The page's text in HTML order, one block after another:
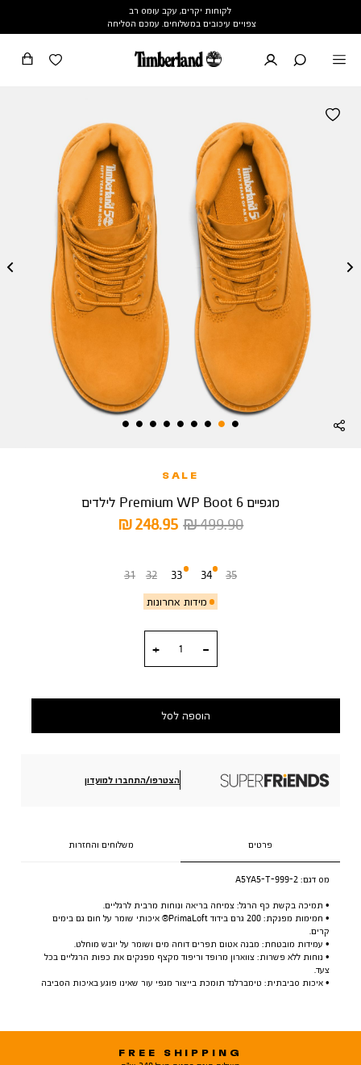
לקוחות יקרים, עקב עומס רב
צפויים עיכובים במשלוחים. עמכם הסליחה
SALE
מגפיים 6 Premium WP Boot לילדים
מחיר
248.95 ₪
מחיר
499.90 ₪
31 32 33
מידות אחרונות
34 35
הוספה לסל
הצטרפו/התחברו למועדון
פרטים משלוחים והחזרות
מס דגם: A5YA5-T-999-2
• תמיכה בקשת כף הרגל: צמיחה בריאה ונוחות מרבית לרגליים.
• חמימות מפנקת: 200 גרם בידוד PrimaLoft® איכותי שומר על חום גם בימים
קרים.
• עמידות מובטחת: מבנה אטום תפרים דוחה מים ושומר על יובש מוחלט.
• נוחות ללא פשרות: צווארון מרופד וריפוד מקצף מפנקים את כפות הרגליים בכל
צעד.
• איכות סביבתית: טימברלנד תומכת בייצור מגפי עור שאינו פוגע באיכות הסביבה
FREE SHIPPING